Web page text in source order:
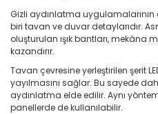
Gizli aydınlatma uygulamalarının
biri tavan ve duvar detaylarıdır.
oluşturulan ışık bantları, mekâna
kazandırır.
Tavan çevresine yerleştirilen şerit
yayılmasını sağlar. Bu sayede
aydınlatma elde edilir. Aynı
panellerde de kullanılabilir.